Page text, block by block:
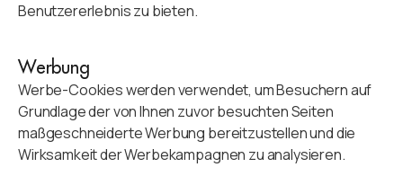
Benutzererlebnis zu bieten.
Werbung
Werbe-Cookies werden verwendet, um Besuchern auf
Grundlage der von Ihnen zuvor besuchten Seiten
maßgeschneiderte Werbung bereitzustellen und die
Wirksamkeit der Werbekampagnen zu analysieren.